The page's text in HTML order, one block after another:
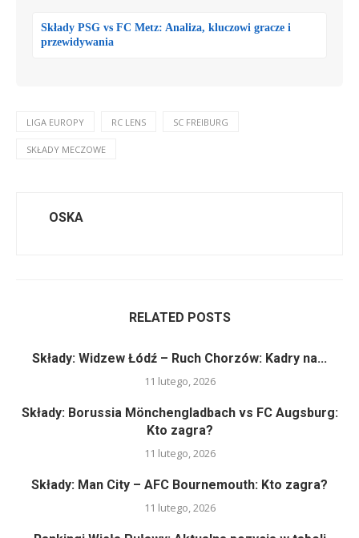
Składy PSG vs FC Metz: Analiza, kluczowi gracze i
przewidywania
LIGA EUROPY RC LENS SC FREIBURG
SKŁADY MECZOWE
OSKA
RELATED POSTS
Składy: Widzew Łódź – Ruch Chorzów: Kadry na...
11 lutego, 2026
Składy: Borussia Mönchengladbach vs FC Augsburg:
Kto zagra?
11 lutego, 2026
Składy: Man City – AFC Bournemouth: Kto zagra?
11 lutego, 2026